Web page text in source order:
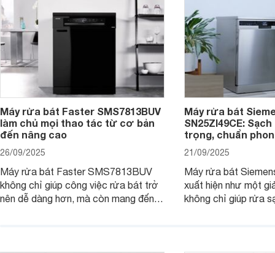
Máy rửa bát Faster SMS7813BUV
làm chủ mọi thao tác từ cơ bản
đến nâng cao
26/09/2025
Máy rửa bát Faster SMS7813BUV
không chỉ giúp công việc rửa bát trở
nên dễ dàng hơn, mà còn mang đến
Máy rửa bát
SN25ZI49CE:
trọng, chuẩn
21/09/2025
Máy rửa bát
xuất hiện như một
không chỉ giúp rửa